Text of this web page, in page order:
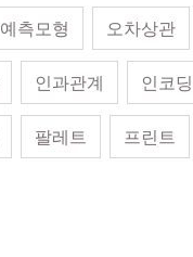
예측모형 오차상관
인과관계 인코딩
팔레트 프린트